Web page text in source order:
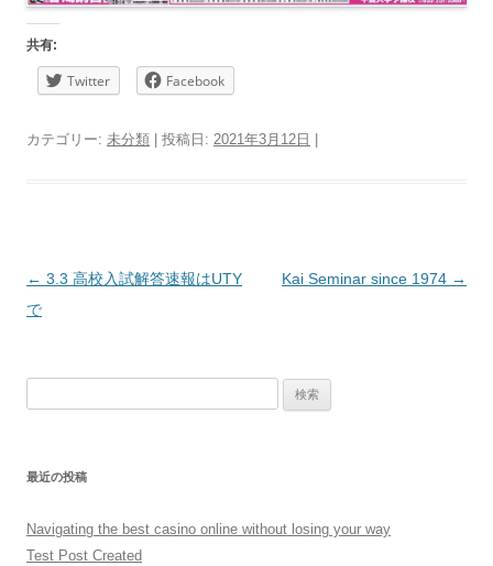
共有:
Twitter Facebook
カテゴリー: 未分類 | 投稿日: 2021年3月12日
投
稿
ン
← 3.3 高校入試解答速報はUTY
で
Kai Seminar since 1974 →
最近の投稿
Navigating the best casino online without losing your way
Test Post Created